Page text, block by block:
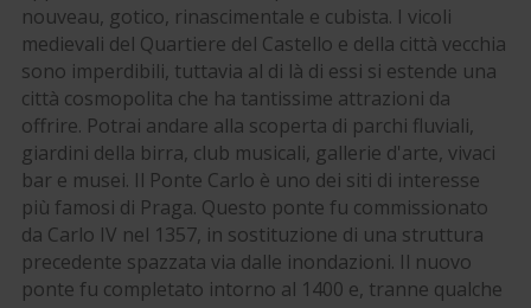
nouveau, gotico, rinascimentale e cubista. I vicoli
medievali del Quartiere del Castello e della città vecchia
sono imperdibili, tuttavia al di là di essi si estende una
città cosmopolita che ha tantissime attrazioni da
offrire. Potrai andare alla scoperta di parchi fluviali,
giardini della birra, club musicali, gallerie d'arte, vivaci
bar e musei. Il Ponte Carlo è uno dei siti di interesse
più famosi di Praga. Questo ponte fu commissionato
da Carlo IV nel 1357, in sostituzione di una struttura
precedente spazzata via dalle inondazioni. Il nuovo
ponte fu completato intorno al 1400 e, tranne qualche